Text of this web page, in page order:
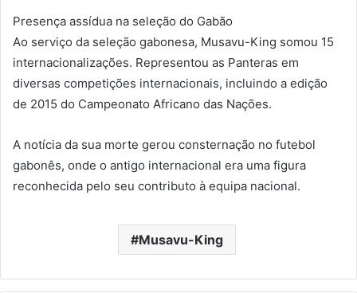
Presença assídua na seleção do Gabão
Ao serviço da seleção gabonesa, Musavu-King somou 15
internacionalizações. Representou as Panteras em
diversas competições internacionais, incluindo a edição
de 2015 do Campeonato Africano das Nações.
A notícia da sua morte gerou consternação no futebol
gabonês, onde o antigo internacional era uma figura
reconhecida pelo seu contributo à equipa nacional.
Musavu-King